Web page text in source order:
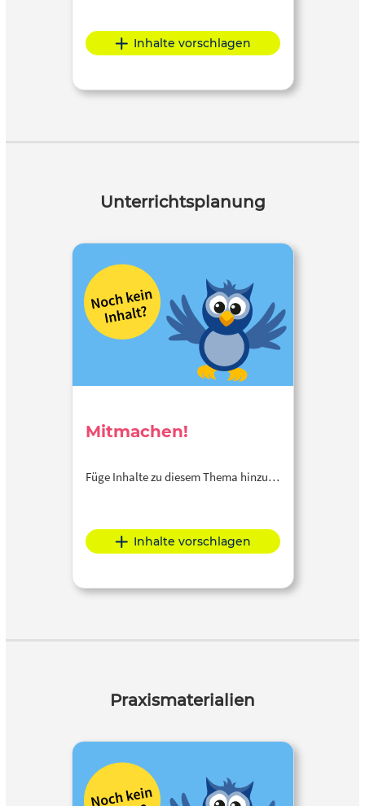
Inhalte vorschlagen
Unterrichtsplanung
Mitmachen!
Füge Inhalte zu diesem Thema hinzu…
Inhalte vorschlagen
Praxismaterialien